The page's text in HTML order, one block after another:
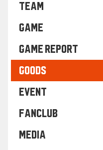
TEAM
GAME
GAME REPORT
GOODS
EVENT
FANCLUB
MEDIA